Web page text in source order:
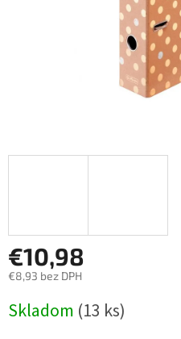
€10,98
€8,93 bez DPH
cena:
Skladom (13 ks)